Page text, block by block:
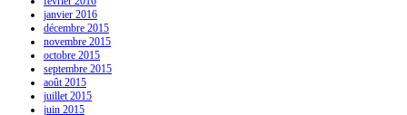
janvier 2016
décembre 2015
novembre 2015
octobre 2015
septembre 2015
août 2015
juillet 2015
juin 2015